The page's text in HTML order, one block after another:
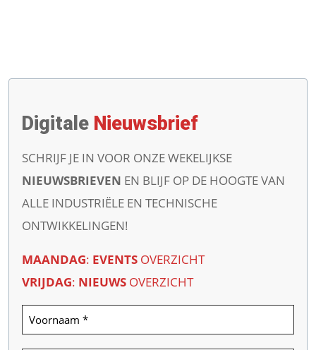
Digitale Nieuwsbrief
SCHRIJF JE IN VOOR ONZE WEKELIJKSE
NIEUWSBRIEVEN EN BLIJF OP DE HOOGTE VAN
ALLE INDUSTRIËLE EN TECHNISCHE
ONTWIKKELINGEN!
MAANDAG: EVENTS OVERZICHT
VRIJDAG: NIEUWS OVERZICHT